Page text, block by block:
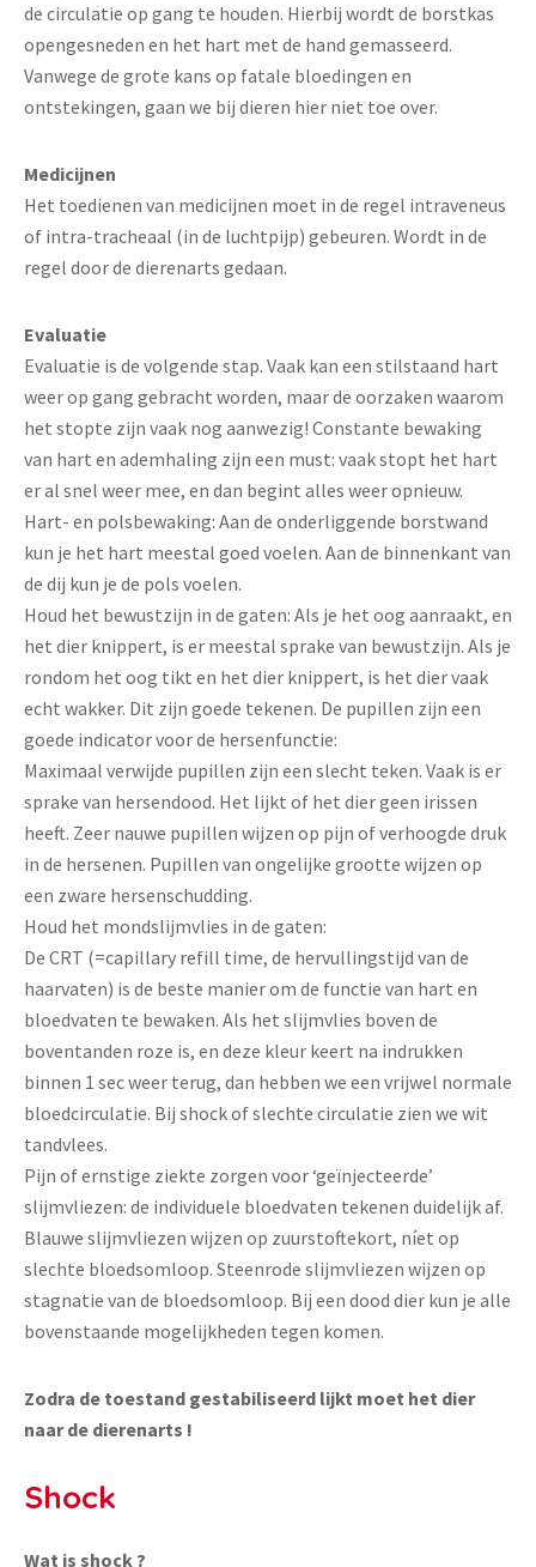
de circulatie op gang te houden. Hierbij wordt de borstkas
opengesneden en het hart met de hand gemasseerd.
Vanwege de grote kans op fatale bloedingen en
ontstekingen, gaan we bij dieren hier niet toe over.
Medicijnen
Het toedienen van medicijnen moet in de regel intraveneus
of intra-tracheaal (in de luchtpijp) gebeuren. Wordt in de
regel door de dierenarts gedaan.
Evaluatie
Evaluatie is de volgende stap. Vaak kan een stilstaand hart
weer op gang gebracht worden, maar de oorzaken waarom
het stopte zijn vaak nog aanwezig! Constante bewaking
van hart en ademhaling zijn een must: vaak stopt het hart
er al snel weer mee, en dan begint alles weer opnieuw.
Hart- en polsbewaking: Aan de onderliggende borstwand
kun je het hart meestal goed voelen. Aan de binnenkant van
de dij kun je de pols voelen.
Houd het bewustzijn in de gaten: Als je het oog aanraakt, en
het dier knippert, is er meestal sprake van bewustzijn. Als je
rondom het oog tikt en het dier knippert, is het dier vaak
echt wakker. Dit zijn goede tekenen. De pupillen zijn een
goede indicator voor de hersenfunctie:
Maximaal verwijde pupillen zijn een slecht teken. Vaak is er
sprake van hersendood. Het lijkt of het dier geen irissen
heeft. Zeer nauwe pupillen wijzen op pijn of verhoogde druk
in de hersenen. Pupillen van ongelijke grootte wijzen op
een zware hersenschudding.
Houd het mondslijmvlies in de gaten:
De CRT (=capillary refill time, de hervullingstijd van de
haarvaten) is de beste manier om de functie van hart en
bloedvaten te bewaken. Als het slijmvlies boven de
boventanden roze is, en deze kleur keert na indrukken
binnen 1 sec weer terug, dan hebben we een vrijwel normale
bloedcirculatie. Bij shock of slechte circulatie zien we wit
tandvlees.
Pijn of ernstige ziekte zorgen voor ‘geïnjecteerde’
slijmvliezen: de individuele bloedvaten tekenen duidelijk af.
Blauwe slijmvliezen wijzen op zuurstoftekort, níet op
slechte bloedsomloop. Steenrode slijmvliezen wijzen op
stagnatie van de bloedsomloop. Bij een dood dier kun je alle
bovenstaande mogelijkheden tegen komen.
Zodra de toestand gestabiliseerd lijkt moet het dier
naar de dierenarts !
Shock
Wat is shock ?